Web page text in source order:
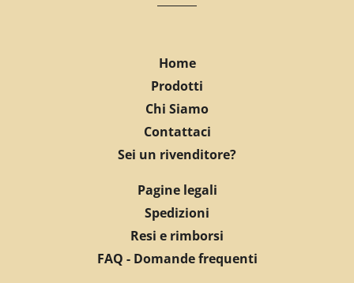
Home
Prodotti
Chi Siamo
Contattaci
Sei un rivenditore?
Pagine legali
Spedizioni
Resi e rimborsi
FAQ - Domande frequenti